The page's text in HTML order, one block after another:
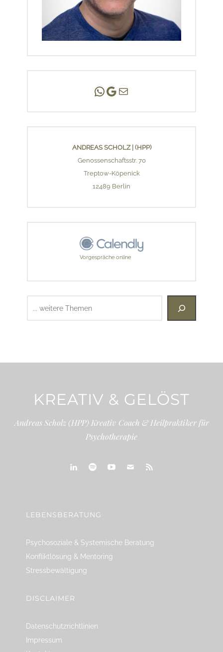
Andreas Scholz | (HPP)
Praxis Adlershof
E-Mail an mich ...
ANDREAS SCHOLZ | (HPP)
Genossenschaftsstr. 70
Treptow-Köpenick
12489 Berlin
Vorgespräche online
KREATIV & GELÖST
Andreas Scholz (HPP) Kreativ Coach & Heilpraktiker für
Psychotherapie
LEBENSBERATUNG
Psychosoziale & Systemische Beratung
Konfliktlösung & Mentoring
Stressbewältigung
DISCLAIMER
Datenschutzrichtlinien
Impressum